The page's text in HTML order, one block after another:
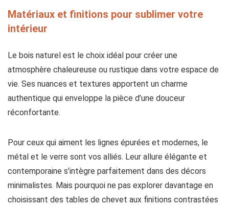
Matériaux et finitions pour sublimer votre
intérieur
Le bois naturel est le choix idéal pour créer une
atmosphère chaleureuse ou rustique dans votre espace de
vie. Ses nuances et textures apportent un charme
authentique qui enveloppe la pièce d’une douceur
réconfortante.
Pour ceux qui aiment les lignes épurées et modernes, le
métal et le verre sont vos alliés. Leur allure élégante et
contemporaine s’intègre parfaitement dans des décors
minimalistes. Mais pourquoi ne pas explorer davantage en
choisissant des tables de chevet aux finitions contrastées